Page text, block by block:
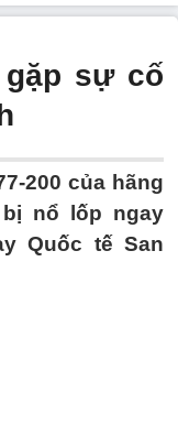
sự cố
200 của hãng
bị nổ lốp ngay
Quốc tế San